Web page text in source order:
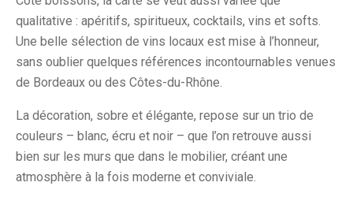
qualitative : apéritifs, spiritueux, cocktails, vins et softs.
Une belle sélection de vins locaux est mise à l’honneur,
sans oublier quelques références incontournables venues
de Bordeaux ou des Côtes-du-Rhône.
La décoration, sobre et élégante, repose sur un trio de
couleurs – blanc, écru et noir – que l’on retrouve aussi
bien sur les murs que dans le mobilier, créant une
atmosphère à la fois moderne et conviviale.